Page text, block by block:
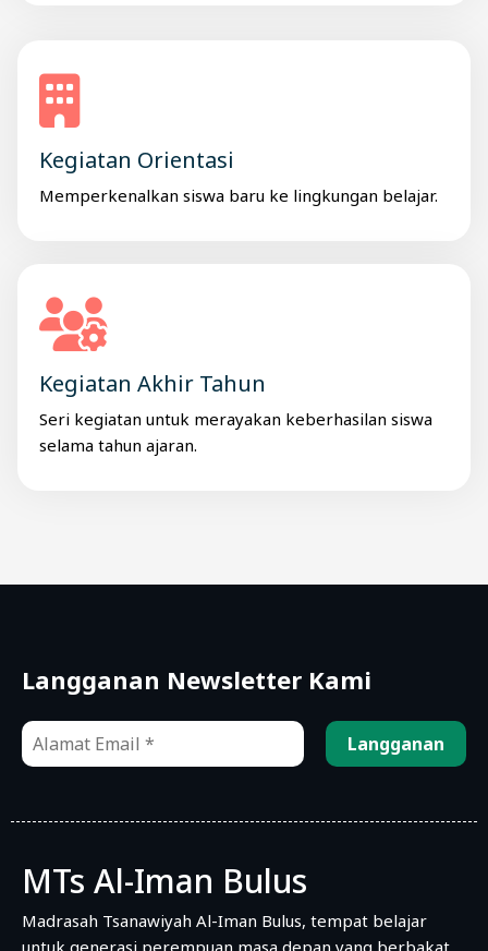
Kegiatan Orientasi
Memperkenalkan siswa baru ke lingkungan belajar.
Kegiatan Akhir Tahun
Seri kegiatan untuk merayakan keberhasilan siswa
selama tahun ajaran.
Langganan Newsletter Kami
MTs Al-Iman Bulus
Madrasah Tsanawiyah Al-Iman Bulus, tempat belajar